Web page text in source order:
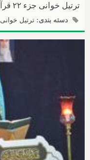
ترتیل خوانی جزء ۲۲ قرآن کریم - سال ۱۴۰۱
دسته بندی:ترتیل خوانی